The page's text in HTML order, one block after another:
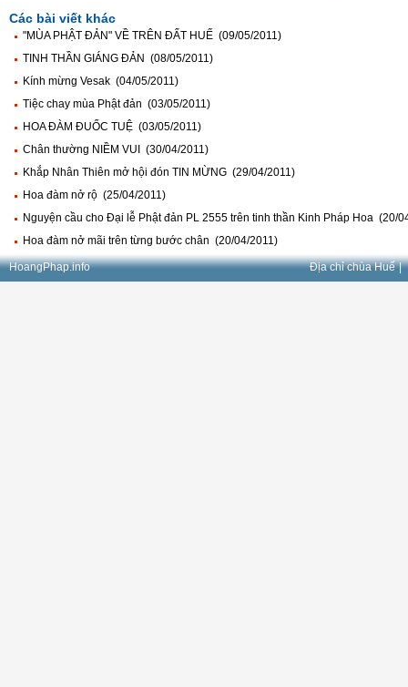
Các bài viết khác
"MÙA PHẬT ĐẢN" VỀ TRÊN ĐẤT HUẾ (09/05/2011)
TINH THẦN GIÁNG ĐẢN (08/05/2011)
Kính mừng Vesak (04/05/2011)
Tiệc chay mùa Phật đản (03/05/2011)
HOA ĐÀM ĐUỐC TUỆ (03/05/2011)
Chân thường NIỀM VUI (30/04/2011)
Khắp Nhân Thiên mở hội đón TIN MỪNG (29/04/2011)
Hoa đàm nở rộ (25/04/2011)
Nguyện cầu cho Đại lễ Phật đản PL 2555 trên tinh thần Kinh Pháp Hoa (20/
Hoa đàm nở mãi trên từng bước chân (20/04/2011)
HoangPhap.info Địa chỉ chùa Huế |